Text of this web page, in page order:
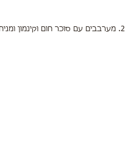
2. מערבבים עם סוכר חום וקינמון ומניחים בצד.